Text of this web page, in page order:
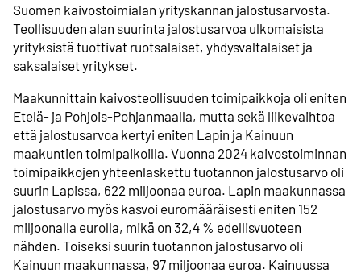
Suomen kaivostoimialan yrityskannan jalostusarvosta.
Teollisuuden alan suurinta jalostusarvoa ulkomaisista
yrityksistä tuottivat ruotsalaiset, yhdysvaltalaiset ja
saksalaiset yritykset.
Maakunnittain kaivosteollisuuden toimipaikkoja oli eniten
Etelä- ja Pohjois-Pohjanmaalla, mutta sekä liikevaihtoa
että jalostusarvoa kertyi eniten Lapin ja Kainuun
maakuntien toimipaikoilla. Vuonna 2024 kaivostoiminnan
toimipaikkojen yhteenlaskettu tuotannon jalostusarvo oli
suurin Lapissa, 622 miljoonaa euroa. Lapin maakunnassa
jalostusarvo myös kasvoi euromääräisesti eniten 152
miljoonalla eurolla, mikä on 32,4 % edellisvuoteen
nähden. Toiseksi suurin tuotannon jalostusarvo oli
Kainuun maakunnassa, 97 miljoonaa euroa. Kainuussa